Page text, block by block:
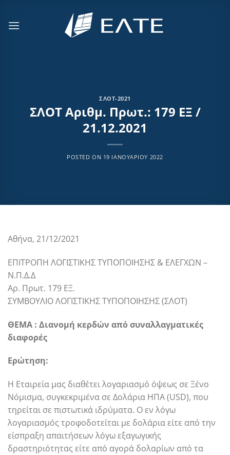
περιεχόμενο
ΣΛΟΤ-2021
ΣΛΟΤ Αριθμ. Πρωτ.: 179 ΕΞ /
21.12.2021
POSTED ON 19 ΙΑΝΟΥΑΡΊΟΥ 2022
Αθήνα, 21/12/2021
ΕΠΙΤΡΟΠΗ ΛΟΓΙΣΤΙΚΗΣ ΤΥΠΟΠΟΙΗΣΗΣ & ΕΛΕΓΧΩΝ –
Ν.Π.Δ.Δ
Αρ. Πρωτ. 179 ΕΞ.
ΣΥΜΒΟΥΛΙΟ ΛΟΓΙΣΤΙΚΗΣ ΤΥΠΟΠΟΙΗΣΗΣ (ΣΛΟΤ)
ΘΕΜΑ : Διανομή κερδών από συναλλαγματικές
διαφορές
Ερώτηση:
Η Εταιρεία μας διαθέτει λογαριασμό όψεως σε Ξένο
Νόμισμα, συγκεκριμένα σε Δολάρια ΗΠΑ (USD), που
τηρείται σε πιστωτικά ιδρύματα. Ο εν λόγω
λογαριασμός τροφοδοτείται με δολάρια είτε από την
είσπραξη απαιτήσεων λόγω εξαγωγικής
δραστηριότητας είτε από αγορά δολαρίων από τα